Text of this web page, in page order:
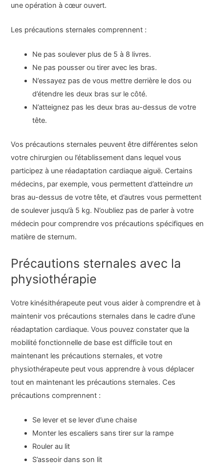
une opération à cœur ouvert.
Les précautions sternales comprennent :
Ne pas soulever plus de 5 à 8 livres.
Ne pas pousser ou tirer avec les bras.
N’essayez pas de vous mettre derrière le dos ou
d’étendre les deux bras sur le côté.
N’atteignez pas les deux bras au-dessus de votre
tête.
Vos précautions sternales peuvent être différentes selon
votre chirurgien ou l’établissement dans lequel vous
participez à une réadaptation cardiaque aiguë. Certains
médecins, par exemple, vous permettent d’atteindre un
bras au-dessus de votre tête, et d’autres vous permettent
de soulever jusqu’à 5 kg. N’oubliez pas de parler à votre
médecin pour comprendre vos précautions spécifiques en
matière de sternum.
Précautions sternales avec la
physiothérapie
Votre kinésithérapeute peut vous aider à comprendre et à
maintenir vos précautions sternales dans le cadre d’une
réadaptation cardiaque. Vous pouvez constater que la
mobilité fonctionnelle de base est difficile tout en
maintenant les précautions sternales, et votre
physiothérapeute peut vous apprendre à vous déplacer
tout en maintenant les précautions sternales. Ces
précautions comprennent :
Se lever et se lever d’une chaise
Monter les escaliers sans tirer sur la rampe
Rouler au lit
S’asseoir dans son lit